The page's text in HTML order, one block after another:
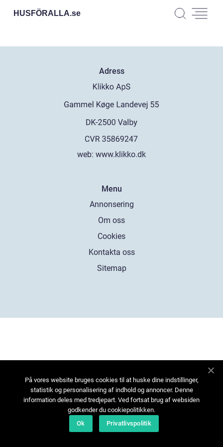
HUSFÖRALLA.se
Adress
web: www.klikko.dk
Menu
Annonsering
Om oss
Cookies
Kontakta oss
Sitemap
På vores website bruges cookies til at huske dine indstillinger,
statistik og personalisering af indhold og annoncer. Denne
information deles med tredjepart. Ved fortsat brug af websiden
godkender du cookiepolitikken.
Ok
Privatlivspolitik